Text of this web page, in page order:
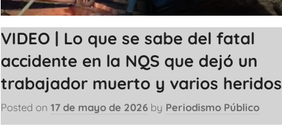
VIDEO | Lo que se sabe del fatal
accidente en la NQS que dejó un
trabajador muerto y varios heridos
Posted on17 de mayo de 2026 by Periodismo Público